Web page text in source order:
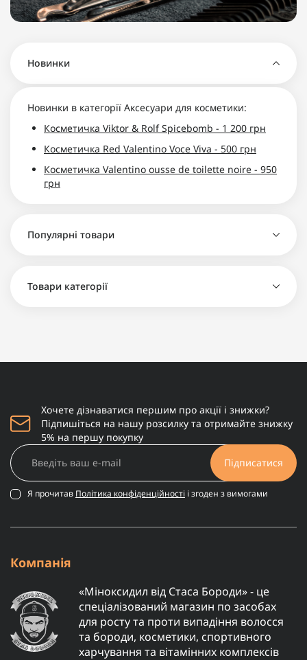
Новинки
Новинки в категорії Аксесуари для косметики:
Косметичка Viktor & Rolf Spicebomb - 1 200 грн
Косметичка Red Valentino Voce Viva - 500 грн
Косметичка Valentino ousse de toilette noire - 950
грн
Популярні товари
Косметичка Valentino ousse de toilette noire - 950
Товари категорії
Хочете дізнаватися першим про акції і знижки?
Підпишіться на нашу розсилку та отримайте знижку
5% на першу покупку
Підписатися
Я прочитав Політика конфіденційності і згоден з вимогами
Компанія
«Міноксидил від Стаса Бороди» - це
спеціалізований магазин по засобах
для росту та проти випадіння волосся
та бороди, косметики, спортивного
харчування та вітамінних комплексів